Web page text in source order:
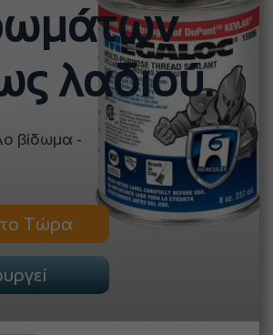
λαδιού.
βίδωμα -
Τώρα